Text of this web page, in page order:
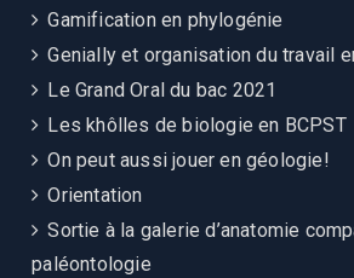
Gamification en phylogénie
Genially et organisation du travail
Le Grand Oral du bac 2021
Les khôlles de biologie en BCPST
On peut aussi jouer en géologie!
Orientation
Sortie à la galerie d’anatomie
paléontologie